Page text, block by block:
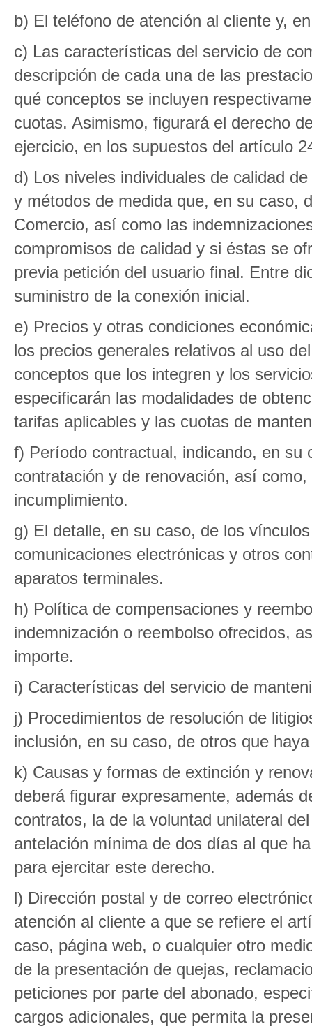
b) El teléfono de atención al cliente y,
c) Las características del servicio de
descripción de cada una de las
qué conceptos se incluyen
cuotas. Asimismo, figurará el derecho
ejercicio, en los supuestos del artículo
d) Los niveles individuales de calidad
y métodos de medida que, en su caso,
Comercio, así como las
compromisos de calidad y si éstas se
previa petición del usuario final. Entre
suministro de la conexión inicial.
e) Precios y otras condiciones
los precios generales relativos al uso
conceptos que los integren y los
especificarán las modalidades de
tarifas aplicables y las cuotas de
f) Período contractual, indicando, en
contratación y de renovación, así
incumplimiento.
g) El detalle, en su caso, de los
comunicaciones electrónicas y otros
aparatos terminales.
h) Política de compensaciones y
indemnización o reembolso ofrecidos,
importe.
i) Características del servicio de
j) Procedimientos de resolución de
inclusión, en su caso, de otros que
k) Causas y formas de extinción y
deberá figurar expresamente, además
contratos, la de la voluntad unilateral
antelación mínima de dos días al que
para ejercitar este derecho.
l) Dirección postal y de correo
atención al cliente a que se refiere el
caso, página web, o cualquier otro
de la presentación de quejas,
peticiones por parte del abonado,
cargos adicionales, que permita la